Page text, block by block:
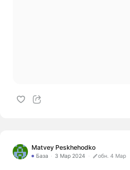
Matvey Peskhehodko
База 3 Мар 2024 обн. 4 Мар